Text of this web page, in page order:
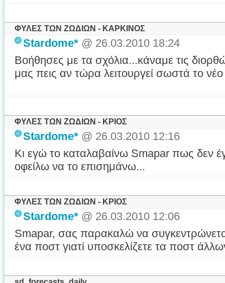
ΦΥΛΕΣ ΤΩΝ ΖΩΔΙΩΝ - ΚΑΡΚΙΝΟΣ
Stardome* @ 26.03.2010 18:24
Βοήθησες με τα σχόλια...κάναμε τις
μας πεις αν τώρα λειτουργεί σωστά το
ΦΥΛΕΣ ΤΩΝ ΖΩΔΙΩΝ - ΚΡΙΟΣ
Stardome* @ 26.03.2010 12:16
Κι εγώ το καταλαβαίνω Smapar πως δεν
οφείλω να το επισημάνω...
ΦΥΛΕΣ ΤΩΝ ΖΩΔΙΩΝ - ΚΡΙΟΣ
Stardome* @ 26.03.2010 12:06
Smapar, σας παρακαλώ να
ένα ποστ γιατί υποσκελίζετε τα ποστ